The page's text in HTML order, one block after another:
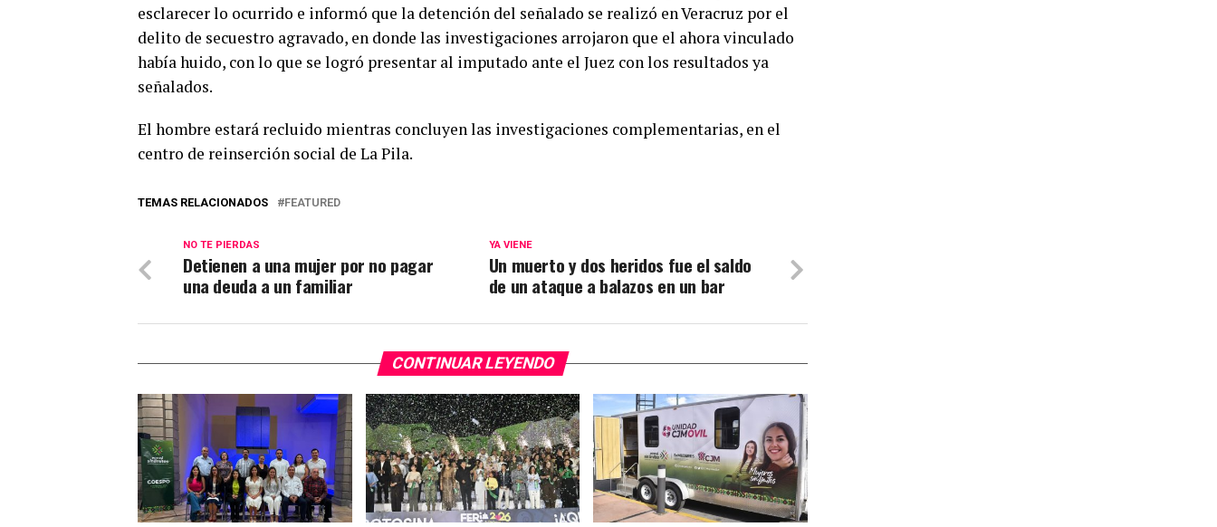
esclarecer lo ocurrido e informó que la detención del señalado se realizó en Veracruz por el
delito de secuestro agravado, en donde las investigaciones arrojaron que el ahora vinculado
había huido, con lo que se logró presentar al imputado ante el Juez con los resultados ya
señalados.
El hombre estará recluido mientras concluyen las investigaciones complementarias, en el
centro de reinserción social de La Pila.
TEMAS RELACIONADOS FEATURED
YA VIENE
Un muerto y dos heridos fue el saldo
de un ataque a balazos en un bar
NO TE PIERDAS
Detienen a una mujer por no pagar
una deuda a un familiar
CONTINUAR LEYENDO